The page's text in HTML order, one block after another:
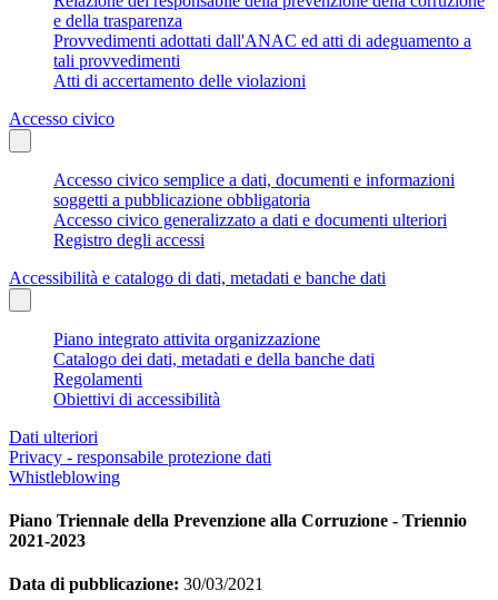
e della trasparenza
Provvedimenti adottati dall'ANAC ed atti di adeguamento a
tali provvedimenti
Atti di accertamento delle violazioni
Accesso civico
Accesso civico semplice a dati, documenti e informazioni
soggetti a pubblicazione obbligatoria
Accesso civico generalizzato a dati e documenti ulteriori
Registro degli accessi
Accessibilità e catalogo di dati, metadati e banche dati
Piano integrato attivita organizzazione
Catalogo dei dati, metadati e della banche dati
Regolamenti
Obiettivi di accessibilità
Dati ulteriori
Privacy - responsabile protezione dati
Whistleblowing
Piano Triennale della Prevenzione alla Corruzione - Triennio
2021-2023
Data di pubblicazione: 30/03/2021